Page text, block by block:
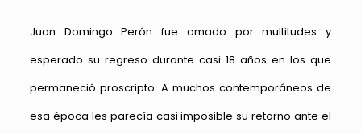
Juan Domingo Perón fue amado por multitudes y
esperado su regreso durante casi 18 años en los que
permaneció proscripto. A muchos contemporáneos de
esa época les parecía casi imposible su retorno ante el